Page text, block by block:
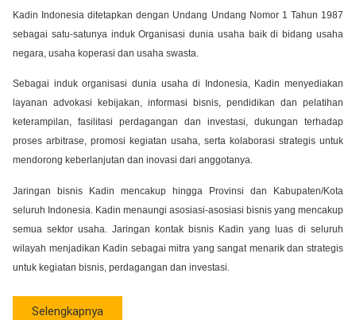
Kadin Indonesia ditetapkan dengan Undang Undang Nomor 1 Tahun 1987
sebagai satu-satunya induk Organisasi dunia usaha baik di bidang usaha
negara, usaha koperasi dan usaha swasta.
Sebagai induk organisasi dunia usaha di Indonesia, Kadin menyediakan
layanan advokasi kebijakan, informasi bisnis, pendidikan dan pelatihan
keterampilan, fasilitasi perdagangan dan investasi, dukungan terhadap
proses arbitrase, promosi kegiatan usaha, serta kolaborasi strategis untuk
mendorong keberlanjutan dan inovasi dari anggotanya.
Jaringan bisnis Kadin mencakup hingga Provinsi dan Kabupaten/Kota
seluruh Indonesia. Kadin menaungi asosiasi-asosiasi bisnis yang mencakup
semua sektor usaha. Jaringan kontak bisnis Kadin yang luas di seluruh
wilayah menjadikan Kadin sebagai mitra yang sangat menarik dan strategis
untuk kegiatan bisnis, perdagangan dan investasi.
Selengkapnya